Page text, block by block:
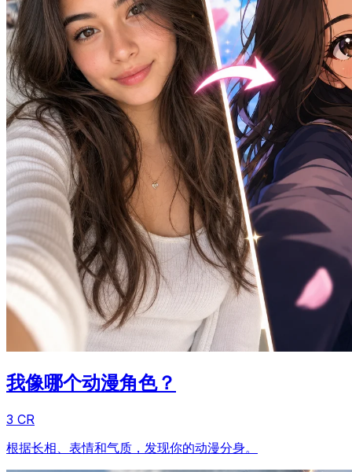
我像哪个动漫角色？
3 CR
根据长相、表情和气质，发现你的动漫分身。